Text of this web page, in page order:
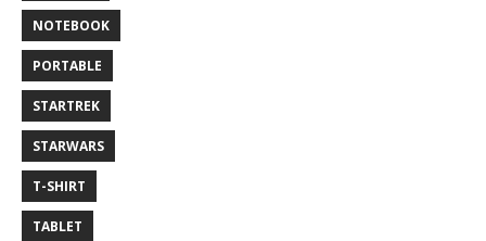
NOTEBOOK
PORTABLE
STARTREK
STARWARS
T-SHIRT
TABLET